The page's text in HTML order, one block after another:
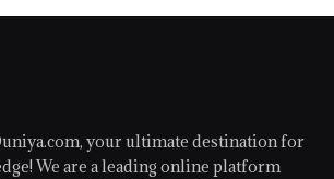
your ultimate destination for
We are a leading online platform